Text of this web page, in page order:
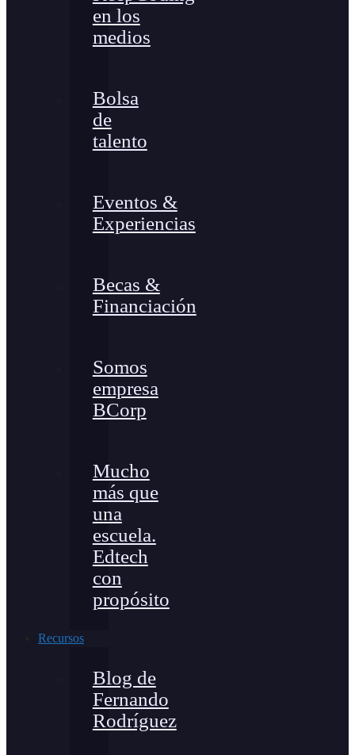
en los
medios
Bolsa
de
talento
Eventos &
Experiencias
Becas &
Financiación
Somos
empresa
BCorp
Mucho
más que
una
escuela.
Edtech
con
propósito
Recursos
Blog de
Fernando
Rodríguez